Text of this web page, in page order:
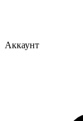
Аккаунт